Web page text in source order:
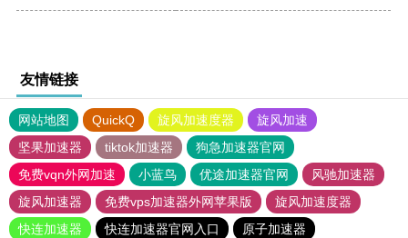
友情链接
网站地图 QuickQ 旋风加速度器
旋风加速
坚果加速器
tiktok加速器
狗急加速器官网
免费vqn外网加速
小蓝鸟 优途加速器官网
风驰加速器
旋风加速器
免费vps加速器外网苹果版
旋风加速度器
快连加速器
快连加速器官网入口
原子加速器